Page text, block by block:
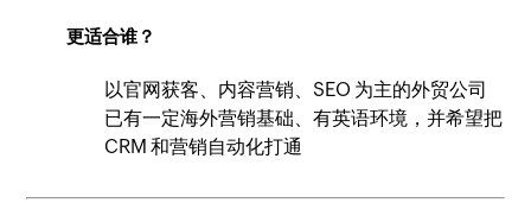
更适合谁？
以官网获客、内容营销、SEO 为主的外贸公司
已有一定海外营销基础、有英语环境，并希望把
CRM 和营销自动化打通